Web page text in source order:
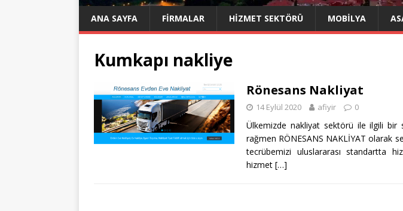
ANA SAYFA FIRMALAR HIZMET SEKTÖRÜ MOBILYA
Kumkapı nakliye
Rönesans Nakliyat
14 Eylül 2020 afiyir 0
Ülkemizde nakliyat sektörü ile ilgili bir
rağmen RÖNESANS NAKLİYAT olarak
tecrübemizi uluslararası standartta
hizmet […]